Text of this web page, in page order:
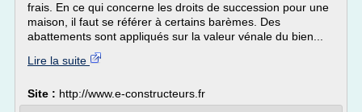
frais. En ce qui concerne les droits de succession pour une
maison, il faut se référer à certains barèmes. Des
abattements sont appliqués sur la valeur vénale du bien...
Lire la suite
Site : http://www.e-constructeurs.fr